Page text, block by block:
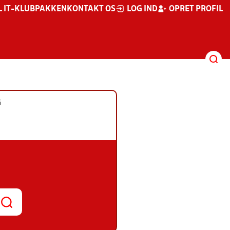
IT-KLUBPAKKEN KONTAKT OS LOG IND OPRET PROFIL